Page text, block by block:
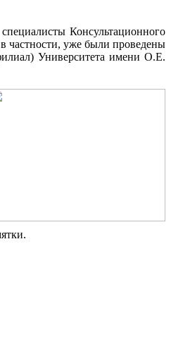
Консультационного
частности, уже были проведены
Университета имени О.Е.